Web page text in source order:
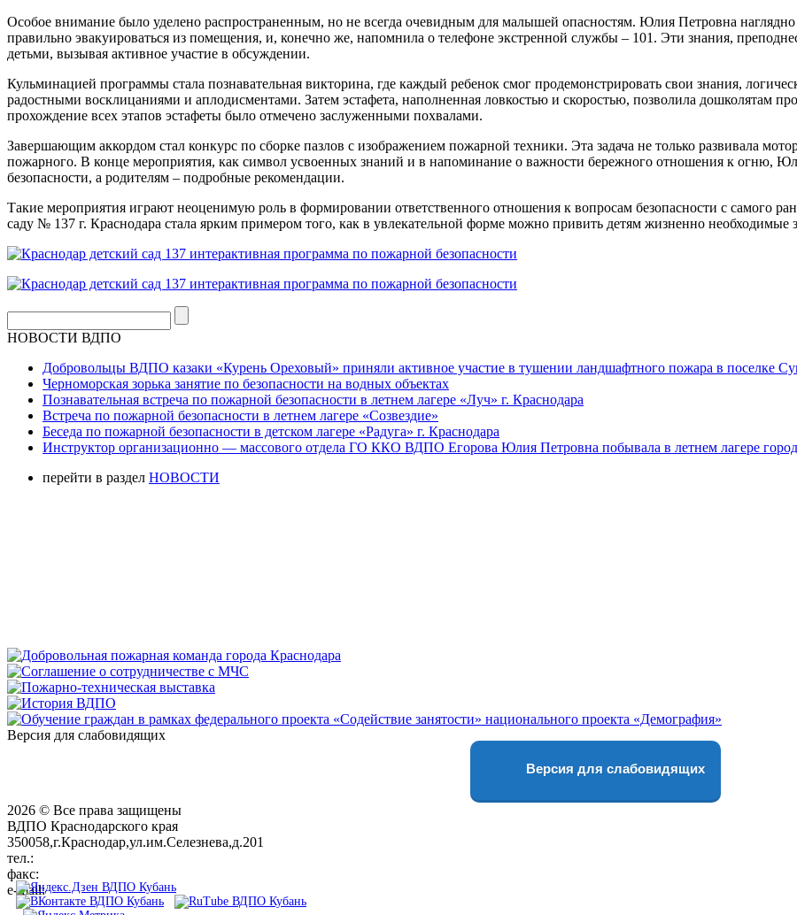
Особое внимание было уделено распространенным, но не всегда очевидным для малышей опасностям. Юлия Петровна
правильно эвакуироваться из помещения, и, конечно же, напомнила о телефоне экстренной службы – 101. Эти знания,
детьми, вызывая активное участие в обсуждении.
Кульминацией программы стала познавательная викторина, где каждый ребенок смог продемонстрировать свои знания,
радостными восклицаниями и аплодисментами. Затем эстафета, наполненная ловкостью и скоростью, позволила дошколятам
прохождение всех этапов эстафеты было отмечено заслуженными похвалами.
Завершающим аккордом стал конкурс по сборке пазлов с изображением пожарной техники. Эта задача не только развивала
пожарного. В конце мероприятия, как символ усвоенных знаний и в напоминание о важности бережного отношения к огню,
безопасности, а родителям – подробные рекомендации.
Такие мероприятия играют неоценимую роль в формировании ответственного отношения к вопросам безопасности с самого
саду № 137 г. Краснодара стала ярким примером того, как в увлекательной форме можно привить детям жизненно необходимые
НОВОСТИ ВДПО
Добровольцы ВДПО казаки «Курень Ореховый» приняли активное участие в тушении ландшафтного пожара в поселке
Черноморская зорька занятие по безопасности на водных объектах
Познавательная встреча по пожарной безопасности в летнем лагере «Луч» г. Краснодара
Встреча по пожарной безопасности в летнем лагере «Созвездие»
Беседа по пожарной безопасности в детском лагере «Радуга» г. Краснодара
Инструктор организационно — массового отдела ГО ККО ВДПО Егорова Юлия Петровна побывала в летнем лагере
перейти в раздел НОВОСТИ
Версия для слабовидящих
Версия для слабовидящих
2026 © Все права защищены
ВДПО Краснодарского края
350058,г.Краснодар,ул.им.Селезнева,д.201
тел.:
факс:
e-mail:01@vdpokuban.ru